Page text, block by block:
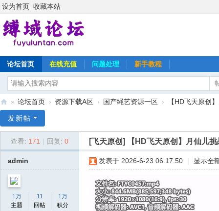
设为首页 收藏本站
论坛首页 在线充值 问题处理 新手教程
域
» 论坛首页 › 资源下载A区 › 国产绳艺资源一区 › 【HD飞天原创
发新帖
查看: 171 回复: 0 [飞天原创] 【HD飞天原创】月仙儿
admin
1万
主题
11
回帖
1万
积分
发表于 2026-6-23 06:17:50 显示全